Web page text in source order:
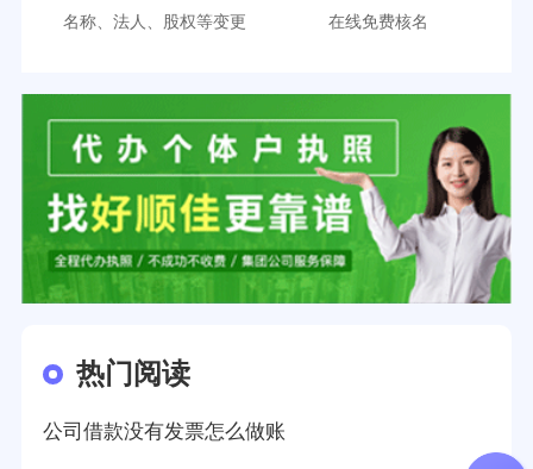
名称、法人、股权等变更 在线免费核名
热门阅读
公司借款没有发票怎么做账